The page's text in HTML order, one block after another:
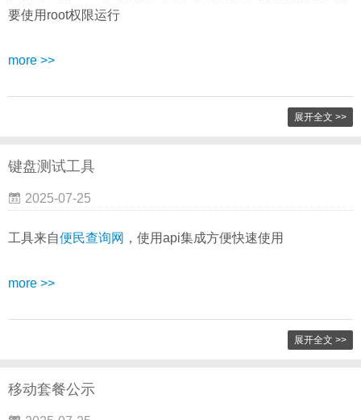
要使用root权限运行
more >>
展开全文 >>
键盘测试工具
2025-07-25
工具来自便民查询网 ，使用api集成方便快速使用
more >>
展开全文 >>
移动套餐公示